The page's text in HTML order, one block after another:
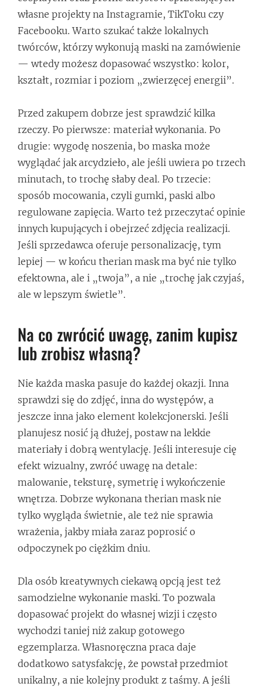
własne projekty na Instagramie, TikToku czy
Facebooku. Warto szukać także lokalnych
twórców, którzy wykonują maski na zamówienie
— wtedy możesz dopasować wszystko: kolor,
kształt, rozmiar i poziom „zwierzęcej energii”.
Przed zakupem dobrze jest sprawdzić kilka
rzeczy. Po pierwsze: materiał wykonania. Po
drugie: wygodę noszenia, bo maska może
wyglądać jak arcydzieło, ale jeśli uwiera po trzech
minutach, to trochę słaby deal. Po trzecie:
sposób mocowania, czyli gumki, paski albo
regulowane zapięcia. Warto też przeczytać opinie
innych kupujących i obejrzeć zdjęcia realizacji.
Jeśli sprzedawca oferuje personalizację, tym
lepiej — w końcu therian mask ma być nie tylko
efektowna, ale i „twoja”, a nie „trochę jak czyjaś,
ale w lepszym świetle”.
Na co zwrócić uwagę, zanim kupisz
lub zrobisz własną?
Nie każda maska pasuje do każdej okazji. Inna
sprawdzi się do zdjęć, inna do występów, a
jeszcze inna jako element kolekcjonerski. Jeśli
planujesz nosić ją dłużej, postaw na lekkie
materiały i dobrą wentylację. Jeśli interesuje cię
efekt wizualny, zwróć uwagę na detale:
malowanie, teksturę, symetrię i wykończenie
wnętrza. Dobrze wykonana therian mask nie
tylko wygląda świetnie, ale też nie sprawia
wrażenia, jakby miała zaraz poprosić o
odpoczynek po ciężkim dniu.
Dla osób kreatywnych ciekawą opcją jest też
samodzielne wykonanie maski. To pozwala
dopasować projekt do własnej wizji i często
wychodzi taniej niż zakup gotowego
egzemplarza. Własnoręczna praca daje
dodatkowo satysfakcję, że powstał przedmiot
unikalny, a nie kolejny produkt z taśmy. A jeśli